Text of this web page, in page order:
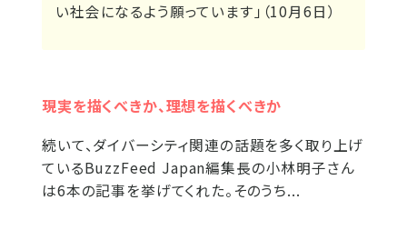
い社会になるよう願っています」（10月6日）
現実を描くべきか、理想を描くべきか
続いて、ダイバーシティ関連の話題を多く取り上げ
ているBuzzFeed Japan編集長の小林明子さん
は6本の記事を挙げてくれた。そのうち...